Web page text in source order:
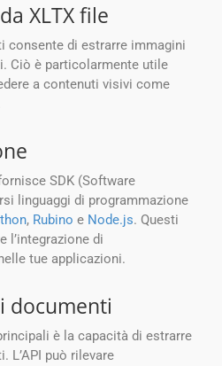
XLTX file
consente di estrarre immagini
Ciò è particolarmente utile
a contenuti visivi come
SDK (Software
linguaggi di programmazione
, Rubino e Node.js. Questi
l’integrazione di
tue applicazioni.
documenti
è la capacità di estrarre
L’API può rilevare